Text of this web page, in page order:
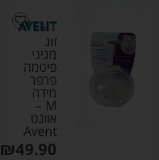
זוג
מגיני
פיטמה
פרפר
מידה
M –
אוונט
Avent
₪49.90